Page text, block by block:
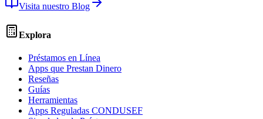
Visita nuestro Blog
Explora
Préstamos en Línea
Apps que Prestan Dinero
Reseñas
Guías
Herramientas
Apps Reguladas CONDUSEF